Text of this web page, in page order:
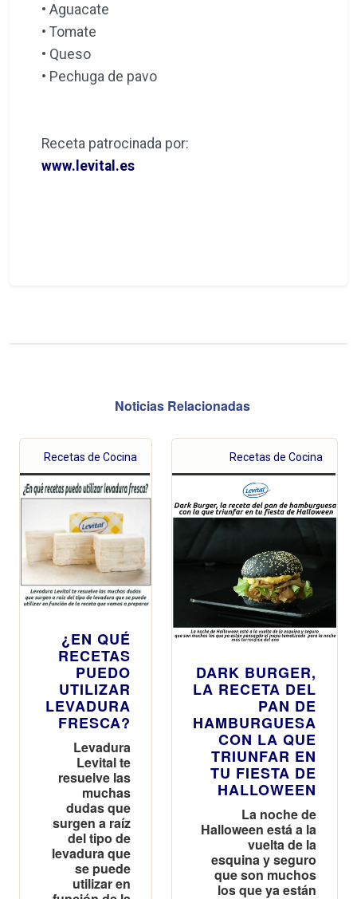
• Aguacate
• Tomate
• Queso
• Pechuga de pavo
Receta patrocinada por:
www.levital.es
Noticias Relacionadas
Recetas de Cocina
¿EN QUÉ
RECETAS
PUEDO
UTILIZAR
LEVADURA
FRESCA?
Levadura
Levital te
resuelve las
muchas
dudas que
surgen a raíz
del tipo de
levadura que
se puede
utilizar en
Recetas de Cocina
DARK BURGER,
LA RECETA DEL
PAN DE
HAMBURGUESA
CON LA QUE
TRIUNFAR EN
TU FIESTA DE
HALLOWEEN
La noche de
Halloween está a la
vuelta de la
esquina y seguro
que son muchos
los que ya están